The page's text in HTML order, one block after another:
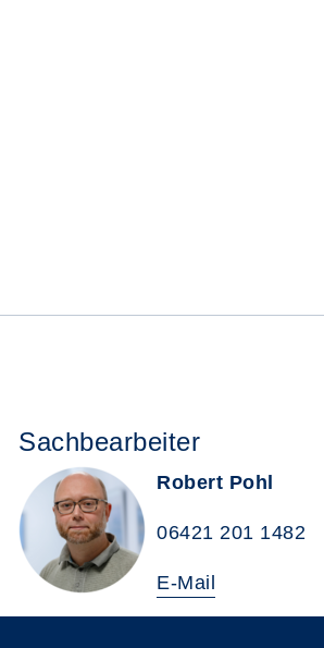
Sachbearbeiter
Robert Pohl
06421 201 1482
E-Mail